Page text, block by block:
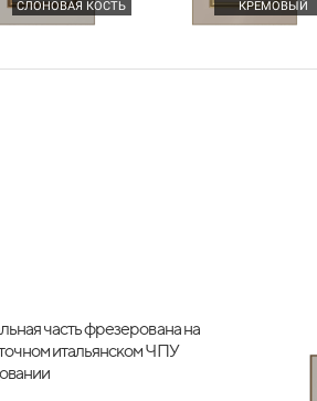
СЛОНОВАЯ КОСТЬ КРЕМОВЫЙ
ДЛЯ ЗАПАСОВ
часть фрезерована на
итальянском ЧПУ